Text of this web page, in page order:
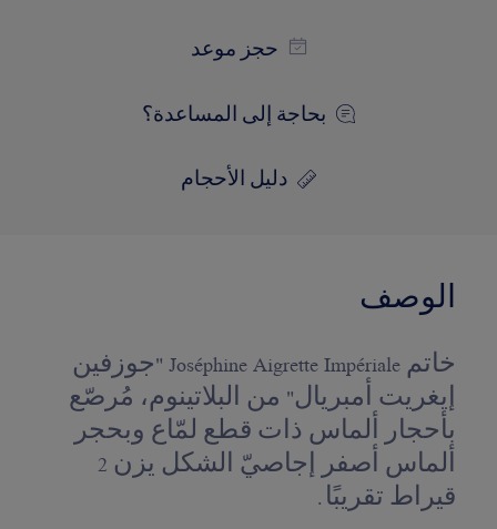
حجز موعد
بحاجة إلى المساعدة؟
دليل الأحجام
الوصف
خاتم Joséphine Aigrette Impériale "جوزفين
إيغريت أمبريال" من البلاتينوم، مُرصّع
بأحجار ألماس ذات قطع لمّاع وبحجر
ألماس أصفر إجاصيّ الشكل يزن 2
قيراط تقريبًا.